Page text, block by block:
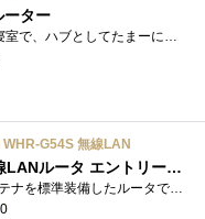
ーター
今は2軍生活中です。寝室で、ハブとしてたまーに試合に出ます。でもほとんどがベンチで応援。いや、スタンドで応援のときも。機能としてはま�...
G54S 無線LAN
IEEE802.11g/b 無線LANルータ エントリーモデル！
0